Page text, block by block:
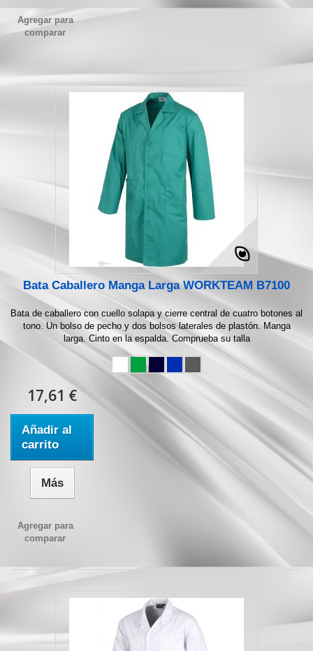
Agregar para
comparar
Bata Caballero Manga Larga WORKTEAM B7100
Bata de caballero con cuello solapa y cierre central de cuatro botones al
tono. Un bolso de pecho y dos bolsos laterales de plastón. Manga
larga. Cinto en la espalda. Comprueba su talla
17,61 €
Añadir al
carrito
Más
Agregar para
comparar